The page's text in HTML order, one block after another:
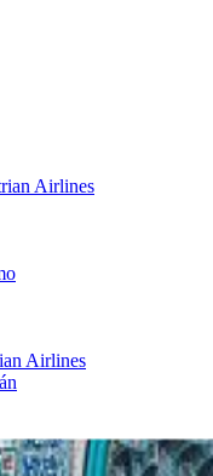
Airlines
Airlines